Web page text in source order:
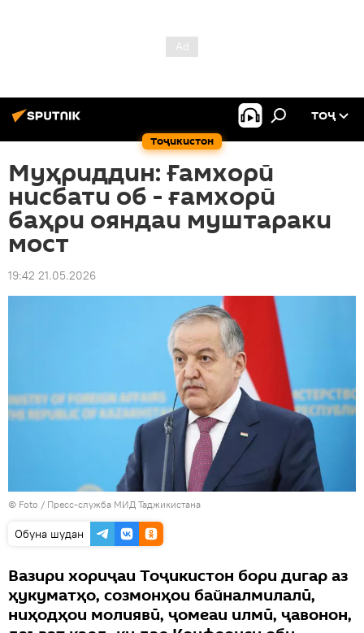
Тоҷикистон
ТОҶ
Муҳриддин: Ғамхорӣ
нисбати об - ғамхорӣ
баҳри ояндаи муштараки
мост
19:42 21.05.2026
© Foto / Пресс-служба МИД Таджикистана
Обуна шудан
Вазири хориҷаи Тоҷикистон бори дигар аз
ҳукуматҳо, созмонҳои байналмилалӣ,
ниҳодҳои молиявӣ, ҷомеаи илмӣ, ҷавонон,